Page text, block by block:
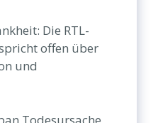
Die RTL-
offen über
und
Todesursache